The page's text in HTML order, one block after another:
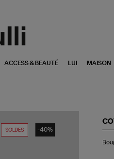
ACCESS & BEAUTÉ LUI MAISON
SOLDES -40%